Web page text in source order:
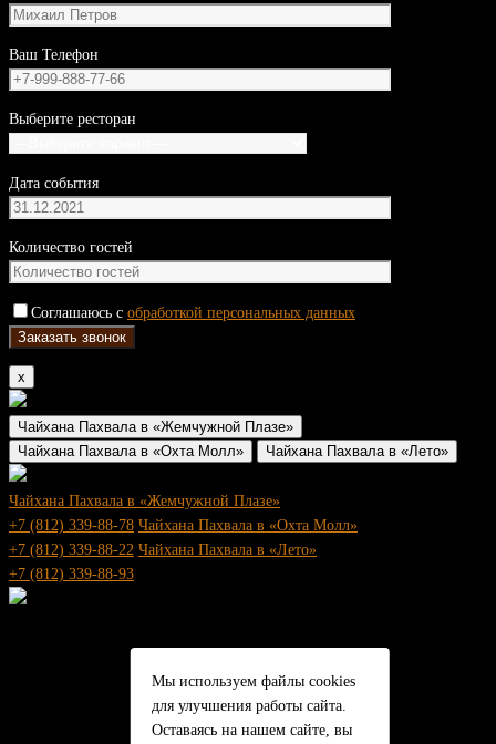
Ваш Телефон
Выберите ресторан
Дата события
Количество гостей
Соглашаюсь с обработкой персональных данных
x
Мы используем файлы cookies
для улучшения работы сайта.
Оставаясь на нашем сайте, вы
Чайхана Пахвала в «Жемчужной Плазе»
Чайхана Пахвала в «Охта Молл»
Чайхана Пахвала в «Лето»
Чайхана Пахвала в «Жемчужной Плазе»
+7 (812) 339-88-78 Чайхана Пахвала в «Охта Молл»
+7 (812) 339-88-22 Чайхана Пахвала в «Лето»
+7 (812) 339-88-93